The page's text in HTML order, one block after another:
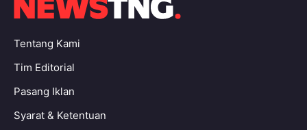
Tentang Kami
Tim Editorial
Pasang Iklan
Syarat & Ketentuan